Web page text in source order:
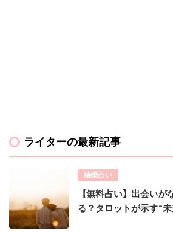
ライターの最新記事
結婚占い
【無料占い】出会いが
る？タロットが示す“